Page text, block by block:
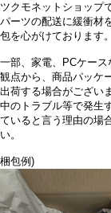
ツクモネットショップ
パーツの配送に緩衝材
包を心がけております。
一部、家電、PCケー
観点から、商品パッケ
出荷する場合がござい
中のトラブル等で発生
ていると言う理由の場
い。
梱包例)